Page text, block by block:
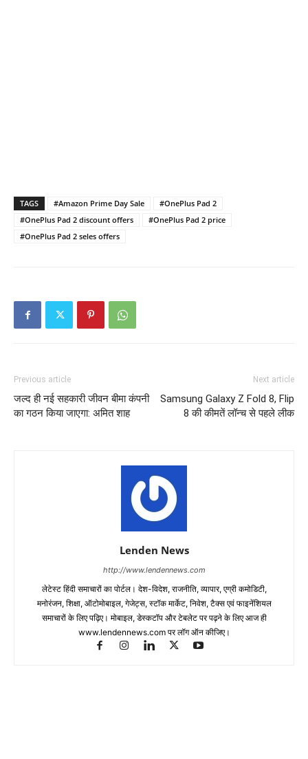
TAGS #Amazon Prime Day Sale
#OnePlus Pad 2
#OnePlus Pad 2 discount offers
#OnePlus Pad 2 price
#OnePlus Pad 2 seles offers
Previous article
जल्द ही नई सहकारी जीवन बीमा कंपनी
का गठन किया जाएगा: अमित शाह
Next article
Samsung Galaxy Z Fold 8, Flip
8 की कीमतें लॉन्च से पहले लीक
Lenden News
http://www.lendennews.com
लेटेस्ट हिंदी समाचारों का पोर्टल। देश-विदेश, राजनीति, व्यापार, एग्री कमोडिटी,
मनोरंजन, शिक्षा, ऑटोमोबाइल, गेजेट्स, स्टॉक मार्केट, निवेश, टैक्स एवं फाइनेंशियल
समाचारों के लिए पढ़िए। मोबाइल, डेस्कटॉप और टेबलेट पर पढ़ने के लिए आज ही
www.lendennews.com पर लॉग ऑन कीजिए।